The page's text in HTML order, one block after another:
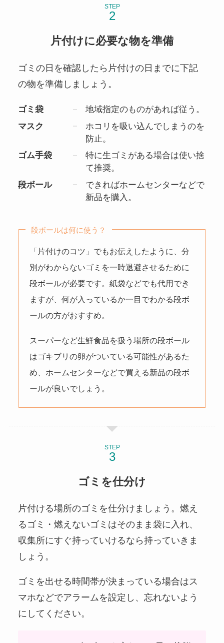
STEP
片付けに必要な物を準備
ゴミの日を確認したら片付けの日までに下記
の物を準備しましょう。
ゴミ袋
地域指定のものがあれば従う。
マスク
ホコリを吸い込んでしまうのを
防止。
ゴム手袋
特に生ゴミがある場合は使い捨
て推奨。
段ボール
できればホームセンターなどで
新品を購入。
段ボールは何に使う？
「片付けのコツ」でもお伝えしたように、分
別がわからないゴミを一時退避させるために
段ボールが必要です。紙袋などでも代用でき
ますが、何が入っているか一目でわかる段ボ
ールの方がおすすめ。
スーパーなど生鮮食品を扱う場所の段ボール
はゴキブリの卵がついている可能性があるた
め、ホームセンターなどで買える新品の段ボ
ールが良いでしょう。
STEP
ゴミを仕分け
片付ける場所のゴミを仕分けましょう。燃え
るゴミ・燃えないゴミはそのまま袋に入れ、
収集所にすぐ持っていけるなら持っていきま
しょう。
ゴミを出せる時間帯が決まっている場合はス
マホなどでアラームを設定し、忘れないよう
にしてください。